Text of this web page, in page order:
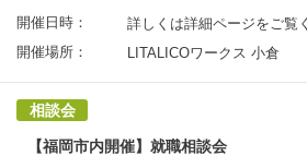
開催日時：
詳しくは詳細ページをご覧
開催場所：
LITALICOワークス 小倉
相談会
【福岡市内開催】就職相談会